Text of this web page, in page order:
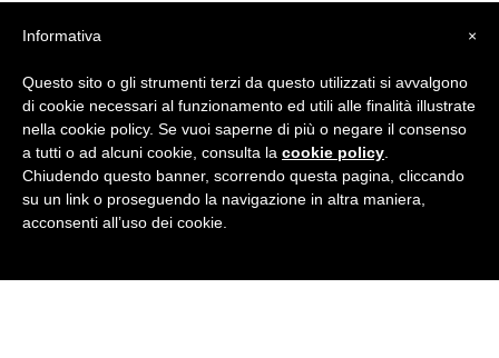
×
Informativa
Questo sito o gli strumenti terzi da questo utilizzati si avvalgono
di cookie necessari al funzionamento ed utili alle finalità illustrate
nella cookie policy. Se vuoi saperne di più o negare il consenso
a tutti o ad alcuni cookie, consulta la cookie policy
Chiudendo questo banner, scorrendo questa pagina, cliccando
su un link o proseguendo la navigazione in altra maniera,
acconsenti all’uso dei cookie.